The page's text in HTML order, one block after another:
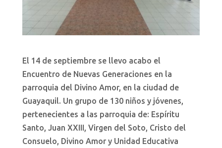
El 14 de septiembre se llevo acabo el
Encuentro de Nuevas Generaciones en la
parroquia del Divino Amor, en la ciudad de
Guayaquil. Un grupo de 130 niños y jóvenes,
pertenecientes a las parroquia de: Espíritu
Santo, Juan XXIII, Virgen del Soto, Cristo del
Consuelo, Divino Amor y Unidad Educativa